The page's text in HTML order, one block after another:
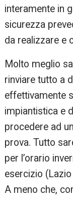
interamente in
sicurezza
da realizzare e
Molto meglio
rinviare tutto a
effettivamente
impiantistica e
procedere ad
prova. Tutto
per l’orario
esercizio
A meno che,